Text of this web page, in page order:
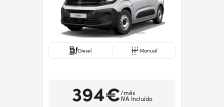
Diesel Manual
394€/mês
IVA Incluído